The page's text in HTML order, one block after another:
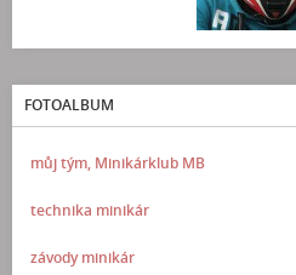
FOTOALBUM
můj tým, Minikárklub MB
technika minikár
závody minikár